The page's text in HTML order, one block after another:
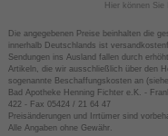
Hier können
Die angegebenen Preise beinhalten die
innerhalb Deutschlands ist
Sendungen ins Ausland fallen durch
Artikeln, die wir ausschließlich über den
sogenannte Beschaffungskosten an
Bad Apotheke Henning Fichter e.K. -
422 - Fax 05424 / 21 64 47
Preisänderungen und Irrtümer sind
Alle Angaben ohne Gewähr.